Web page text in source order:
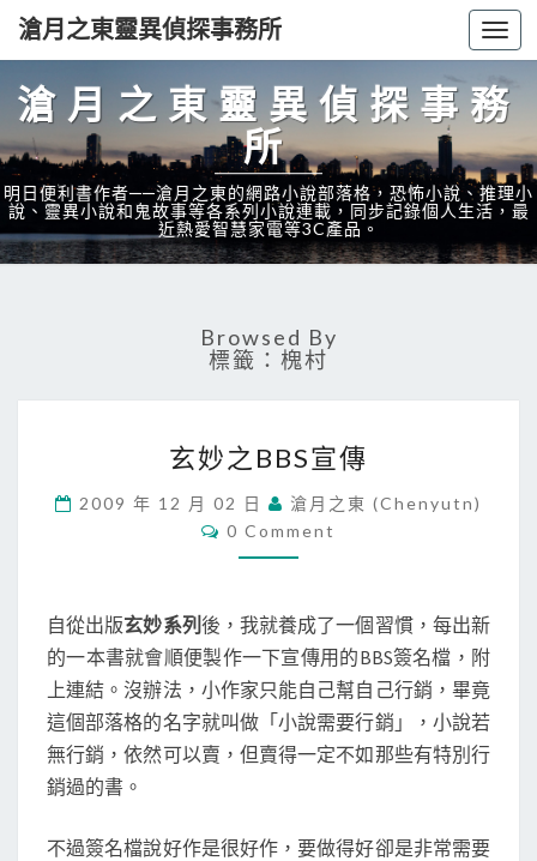
滄月之東靈異偵探事務所
滄月之東靈異偵探事務
所
明日便利書作者──滄月之東的網路小說部落格，恐怖小說、推理小
說、靈異小說和鬼故事等各系列小說連載，同步記錄個人生活，最
近熱愛智慧家電等3C產品。
Browsed By
標籤：槐村
妙
B
B
S
傳
玄妙之BBS宣傳
2009 年 12 月 02 日
滄月之東 (chenyutn)
C
O
T
S
0 Comment
自從出版玄妙系列 後，我就養成了一個習慣，每出新
的一本書就會順便製作一下宣傳用的BBS簽名檔，附
上連結。沒辦法，小作家只能自己幫自己行銷，畢竟
這個部落格的名字就叫做「小說需要行銷」，小說若
無行銷，依然可以賣，但賣得一定不如那些有特別行
銷過的書。
不過簽名檔說好作是很好作，要做得好卻是非常需要